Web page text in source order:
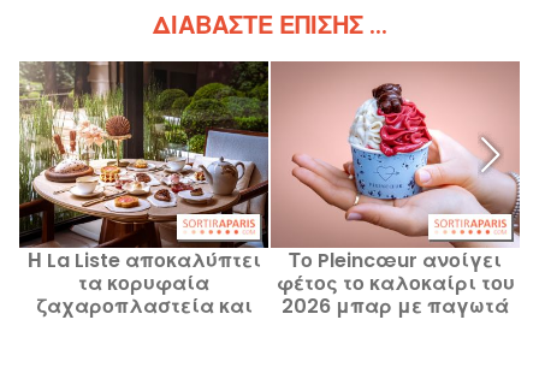
ΔΙΑΒΆΣΤΕ ΕΠΊΣΗΣ ...
Η La Liste αποκαλύπτει
τα κορυφαία
ζαχαροπλαστεία και
Το Pleincœur ανοίγει
φέτος το καλοκαίρι του
2026 μπαρ με παγωτά